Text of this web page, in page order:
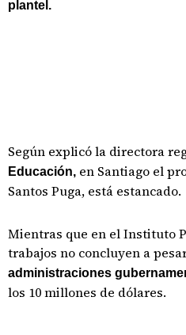
plantel.
Según explicó la directora
Educación, en Santiago el
Santos Puga, está estancado.
Mientras que en el Instituto
trabajos no concluyen a
administraciones
los 10 millones de dólares.